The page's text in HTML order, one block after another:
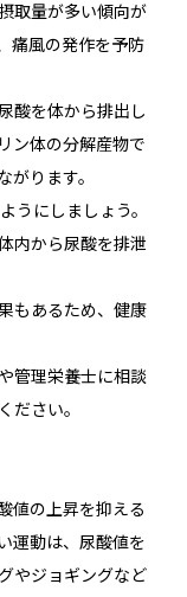
取量が多い傾向が
痛風の発作を予防
酸を体から排出し
ン体の分解産物で
がります。
うにしましょう。
内から尿酸を排泄
もあるため、健康
管理栄養士に相談
ださい。
値の上昇を抑える
運動は、尿酸値を
やジョギングなど